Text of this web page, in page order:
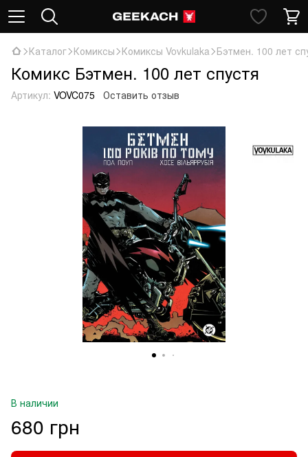
Каталог Комиксы Комиксы Vovkulaka Бэтмен. 100 лет
Комикс Бэтмен. 100 лет спустя
Артикул: VOVC075 Оставить отзыв
В наличии
680 грн